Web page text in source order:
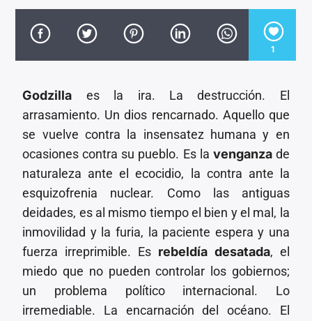
CANCIÓN ACTUAL
TÍTULO
Invencible Radio
1
Godzilla es la ira. La destrucción. El
arrasamiento. Un dios rencarnado. Aquello que
se vuelve contra la insensatez humana y en
ocasiones contra su pueblo. Es la venganza de
naturaleza ante el ecocidio, la contra ante la
esquizofrenia nuclear. Como las antiguas
deidades, es al mismo tiempo el bien y el mal, la
inmovilidad y la furia, la paciente espera y una
fuerza irreprimible. Es rebeldía desatada, el
miedo que no pueden controlar los gobiernos;
un problema político internacional. Lo
irremediable. La encarnación del océano. El